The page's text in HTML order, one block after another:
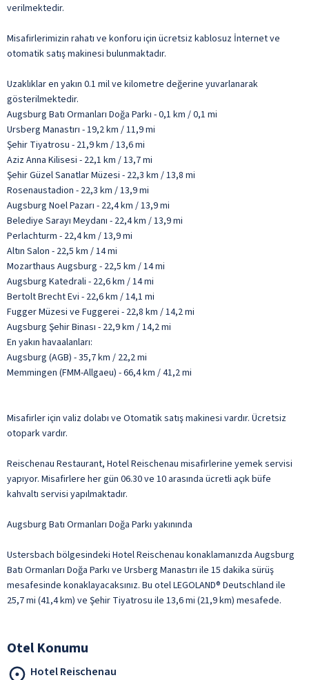
verilmektedir.
Misafirlerimizin rahatı ve konforu için ücretsiz kablosuz İnternet ve
otomatik satış makinesi bulunmaktadır.
Uzaklıklar en yakın 0.1 mil ve kilometre değerine yuvarlanarak
gösterilmektedir.
Augsburg Batı Ormanları Doğa Parkı - 0,1 km / 0,1 mi
Ursberg Manastırı - 19,2 km / 11,9 mi
Şehir Tiyatrosu - 21,9 km / 13,6 mi
Aziz Anna Kilisesi - 22,1 km / 13,7 mi
Şehir Güzel Sanatlar Müzesi - 22,3 km / 13,8 mi
Rosenaustadion - 22,3 km / 13,9 mi
Augsburg Noel Pazarı - 22,4 km / 13,9 mi
Belediye Sarayı Meydanı - 22,4 km / 13,9 mi
Perlachturm - 22,4 km / 13,9 mi
Altın Salon - 22,5 km / 14 mi
Mozarthaus Augsburg - 22,5 km / 14 mi
Augsburg Katedrali - 22,6 km / 14 mi
Bertolt Brecht Evi - 22,6 km / 14,1 mi
Fugger Müzesi ve Fuggerei - 22,8 km / 14,2 mi
Augsburg Şehir Binası - 22,9 km / 14,2 mi
En yakın havaalanları:
Augsburg (AGB) - 35,7 km / 22,2 mi
Memmingen (FMM-Allgaeu) - 66,4 km / 41,2 mi
Misafirler için valiz dolabı ve Otomatik satış makinesi vardır. Ücretsiz
otopark vardır.
Reischenau Restaurant, Hotel Reischenau misafirlerine yemek servisi
yapıyor. Misafirlere her gün 06.30 ve 10 arasında ücretli açık büfe
kahvaltı servisi yapılmaktadır.
Augsburg Batı Ormanları Doğa Parkı yakınında
Ustersbach bölgesindeki Hotel Reischenau konaklamanızda Augsburg
Batı Ormanları Doğa Parkı ve Ursberg Manastırı ile 15 dakika sürüş
mesafesinde konaklayacaksınız. Bu otel LEGOLAND® Deutschland ile
25,7 mi (41,4 km) ve Şehir Tiyatrosu ile 13,6 mi (21,9 km) mesafede.
Otel Konumu
Hotel Reischenau